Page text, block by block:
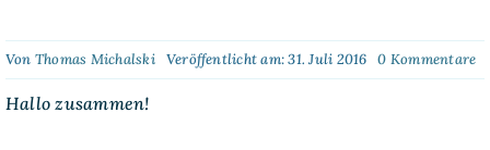
Kalender
Von Thomas Michalski Veröffentlicht am: 31. Juli 2016 0 Kommentare
Hallo zusammen!